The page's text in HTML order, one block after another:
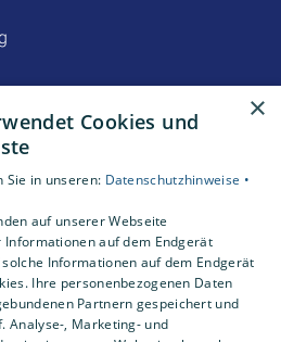
×
Cookies und
Sie in unseren: Datenschutzhinweise •
auf unserer Webseite
auf dem Endgerät
Informationen auf dem Endgerät
Ihre personenbezogenen Daten
Partnern gespeichert und
Analyse-, Marketing- und